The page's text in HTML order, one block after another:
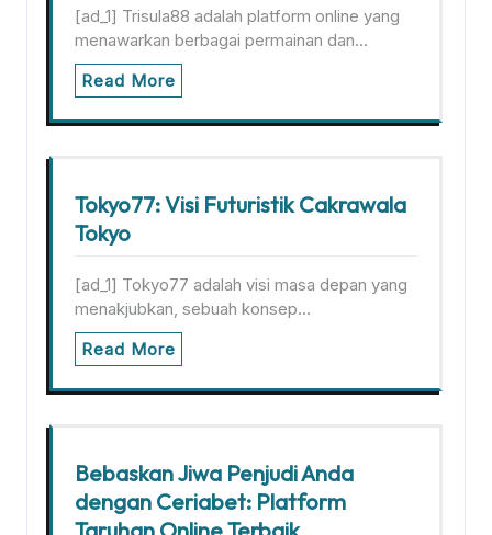
[ad_1] Trisula88 adalah platform online yang
menawarkan berbagai permainan dan…
Read More
Tokyo77: Visi Futuristik Cakrawala
Tokyo
[ad_1] Tokyo77 adalah visi masa depan yang
menakjubkan, sebuah konsep…
Read More
Bebaskan Jiwa Penjudi Anda
dengan Ceriabet: Platform